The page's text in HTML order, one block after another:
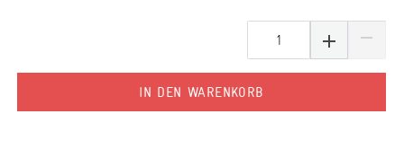
IN DEN WARENKORB